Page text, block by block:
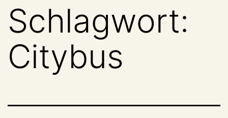
Schlagwort:
Citybus